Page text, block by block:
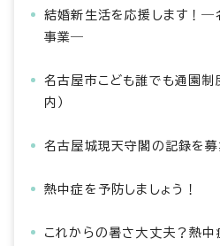
結婚新生活を応援します！―
事業―
名古屋市こども誰でも通園制
内）
名古屋城現天守閣の記録を募
熱中症を予防しましょう！
これからの暑さ大丈夫？熱中